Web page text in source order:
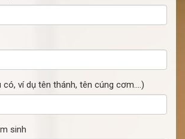
có, ví dụ tên thánh, tên cúng cơm....)
sinh